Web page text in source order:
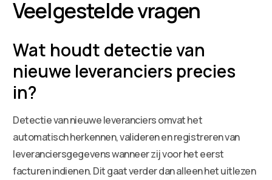
Veelgestelde vragen
Wat houdt detectie van
nieuwe leveranciers precies
in?
Detectie van nieuwe leveranciers omvat het
automatisch herkennen, valideren en registreren van
leveranciersgegevens wanneer zij voor het eerst
facturen indienen. Dit gaat verder dan alleen het uitlezen